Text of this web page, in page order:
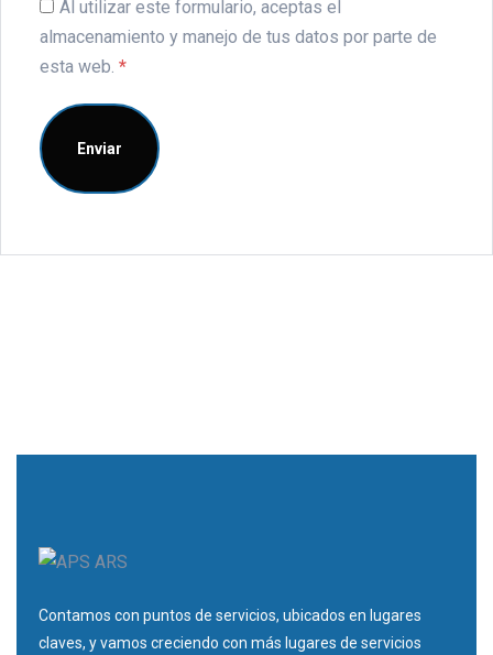
Al utilizar este formulario, aceptas el
almacenamiento y manejo de tus datos por parte de
esta web. *
Contamos con puntos de servicios, ubicados en lugares
claves, y vamos creciendo con más lugares de servicios